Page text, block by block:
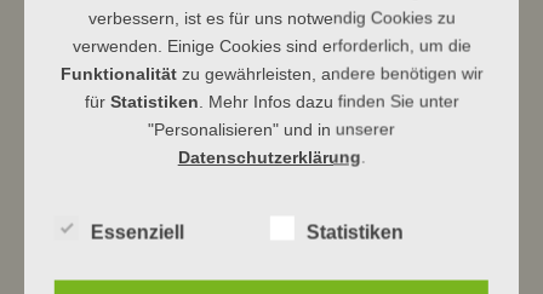
Ev Kirchengemeinde Dbg
Denker
verbessern, ist es für uns notwendig Cookies zu
verwenden. Einige Cookies sind erforderlich, um die
Funktionalitätzu gewährleisten, andere benötigen wir
für Statistiken . Mehr Infos dazu finden Sie unter
"Personalisieren" und in unserer
Datenschutzerklärung
Essenziell Statistiken